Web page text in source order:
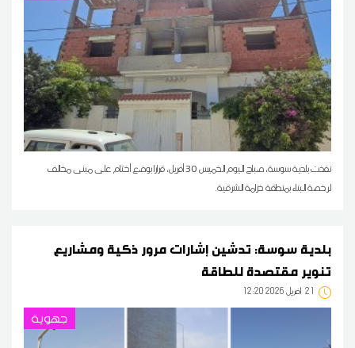
نفذت بلدية سوسة، صباح اليوم الخميس 30 أفريل، قرارا بوضع أختام على مبنى مخالف
لرخصة البناء بمنطقة خزامة الشرقية.
بلدية سوسة: تدشين إشارات مرور ذكية ومشاريع
تنوير مقتصدة للطاقة
21 12:20 2026 أفريل
جهوية